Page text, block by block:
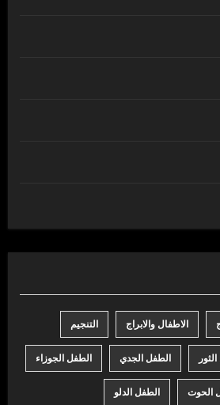
الاطفال والابراج التنجيم
الطفل الجدي الطفل الجوزاء
الحوت الطفل الدلو